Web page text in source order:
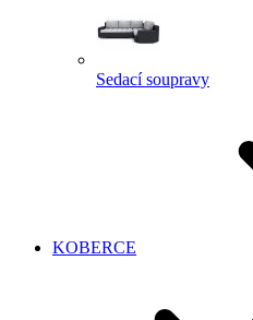
Sedací soupravy
KOBERCE